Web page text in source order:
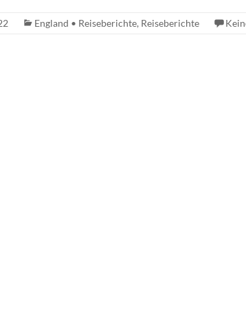
England • Reiseberichte, Reiseberichte